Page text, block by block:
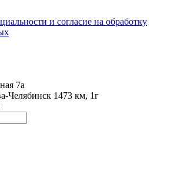
и согласие на обработку
7а
Челябинск 1473 км, 1г